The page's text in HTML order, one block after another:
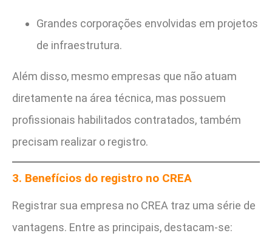
Grandes corporações envolvidas em projetos
de infraestrutura.
Além disso, mesmo empresas que não atuam
diretamente na área técnica, mas possuem
profissionais habilitados contratados, também
precisam realizar o registro.
3. Benefícios do registro no CREA
Registrar sua empresa no CREA traz uma série de
vantagens. Entre as principais, destacam-se: